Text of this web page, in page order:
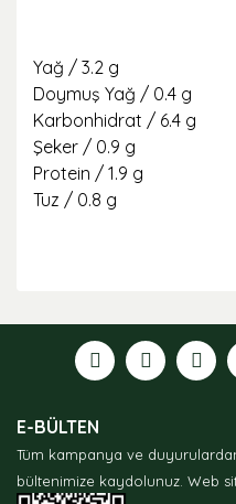
Yağ / 3.2 g
Doymuş Yağ / 0.4 g
Karbonhidrat / 6.4 g
Şeker / 0.9 g
Protein / 1.9 g
Tuz / 0.8 g
formunu kullanarak
Görüş ve önerileriniz için
Ürün açıklamasında
Ürün bilgilerinde hatalar
Ürün fiyatı diğer sitelerden
E-BÜLTEN
Tüm kampanya ve
bültenimize kaydolunuz. Web